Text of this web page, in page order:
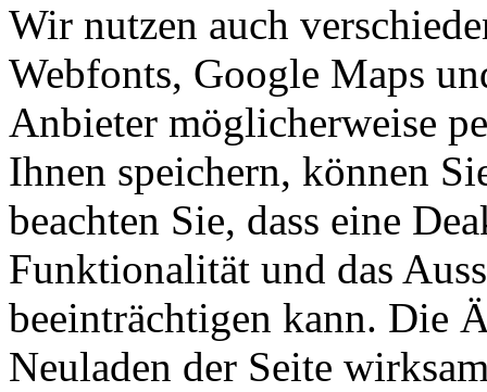
Wir nutzen auch
Webfonts, Google Maps
Anbieter möglicherweise
Ihnen speichern, können
beachten Sie, dass eine
Funktionalität und das
beeinträchtigen kann. Die
Neuladen der Seite